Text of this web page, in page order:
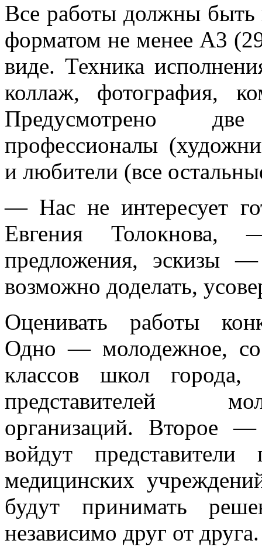
Все работы должны
форматом не менее А3
виде. Техника
коллаж, фотография,
Предусмотрено
профессионалы
и любители (все
— Нас не интересует
Евгения
предложения, эскизы
возможно доделать,
Оценивать работы
Одно — молодежное,
классов школ
представителей
организаций. Второе
войдут представители
медицинских
будут принимать
независимо друг от друга.